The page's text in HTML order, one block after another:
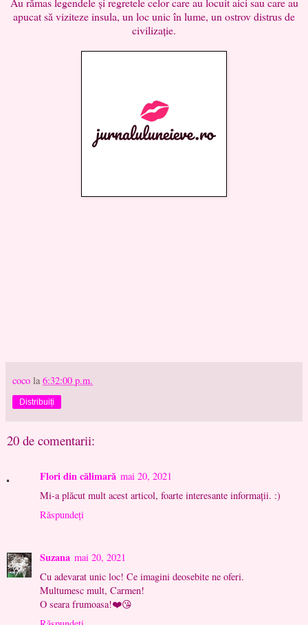
apucat să viziteze insula, un loc unic în lume, un ostrov distrus de
civilizație.
coco la 6:32:00 p.m.
Distribuiți
20 de comentarii:
Flori din călimară mai 20, 2021
Mi-a plăcut mult acest articol, foarte interesante informații. :)
Răspundeți
Suzana mai 20, 2021
Cu adevarat unic loc! Ce imagini deosebite ne oferi.
Multumesc mult, Carmen!
O seara frumoasa!❤️😘